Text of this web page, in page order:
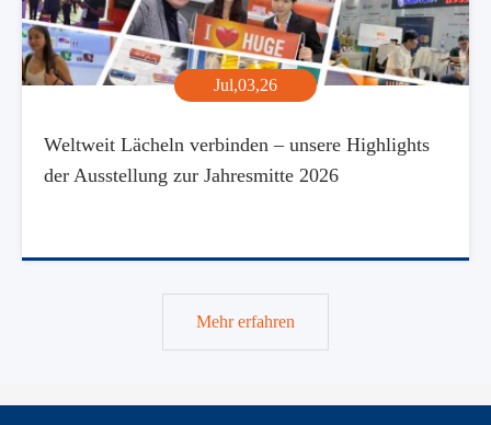
Jul,03,26
Weltweit Lächeln verbinden – unsere Highlights
der Ausstellung zur Jahresmitte 2026
Mehr erfahren